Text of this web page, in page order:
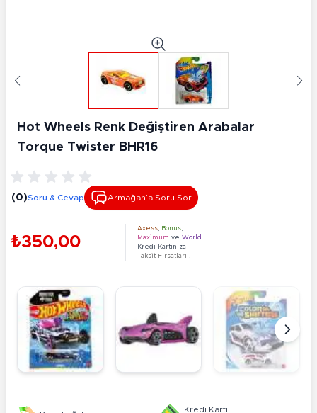
Hot Wheels Renk Değiştiren Arabalar
Torque Twister BHR16
(0)Soru & Cevap Armağan’a Soru Sor
₺350,00
Axess Bonus
Maximum ve World
Kredi Kartınıza
Taksit Fırsatları !
Kredi Kartı